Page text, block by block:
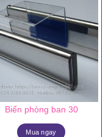
Biển phòng ban 30
Mua ngay